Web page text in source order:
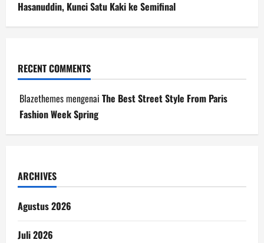
Hasanuddin, Kunci Satu Kaki ke Semifinal
RECENT COMMENTS
Blazethemesmengenai The Best Street Style From Paris
Fashion Week Spring
ARCHIVES
Agustus 2026
Juli 2026